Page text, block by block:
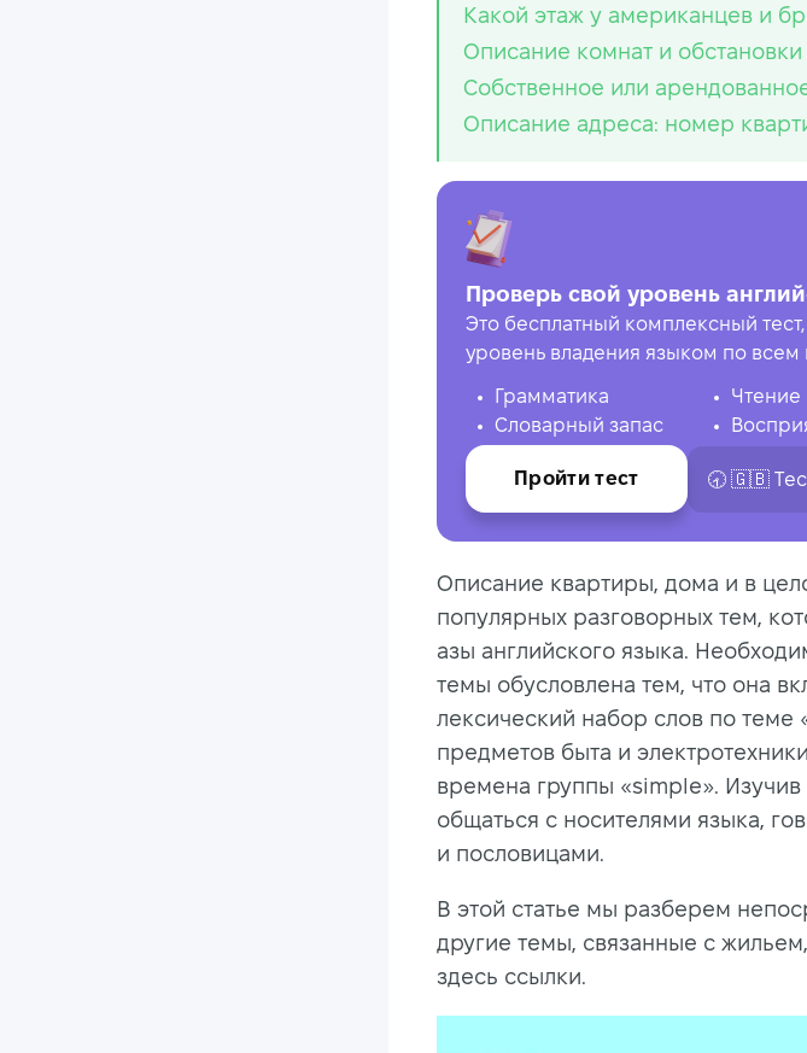
Какой этаж у американцев и
Описание комнат и обстановки
Собственное или
Описание адреса: номер
Проверь свой уровень
Это бесплатный комплексный
уровень владения языком по
Грамматика
Словарный запас
Чтение
Пройти тест 🕣 🇬🇧
Описание квартиры, дома и в
популярных разговорных тем,
азы английского языка.
темы обусловлена тем, что она
лексический набор слов по теме
предметов быта и
времена группы «simple».
общаться с носителями языка,
и пословицами.
В этой статье мы разберем
другие темы, связанные с
здесь ссылки.